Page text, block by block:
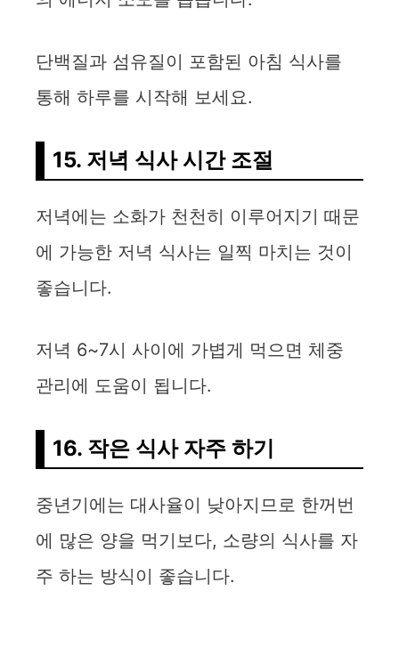
단백질과 섬유질이 포함된 아침 식사를
통해 하루를 시작해 보세요.
15. 저녁 식사 시간 조절
저녁에는 소화가 천천히 이루어지기 때문
에 가능한 저녁 식사는 일찍 마치는 것이
좋습니다.
저녁 6~7시 사이에 가볍게 먹으면 체중
관리에 도움이 됩니다.
16. 작은 식사 자주 하기
중년기에는 대사율이 낮아지므로 한꺼번
에 많은 양을 먹기보다, 소량의 식사를 자
주 하는 방식이 좋습니다.